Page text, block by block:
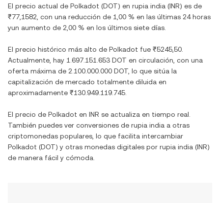
El precio actual de Polkadot (DOT) en rupia india (INR) es de
₹77,1582 , con una reducción de 1,00 % en las últimas 24 horas
yun aumento de 2,00 % en los últimos siete días.
El precio histórico más alto de Polkadot fue ₹5245,50
Actualmente, hay 1.697.151.653 DOT en circulación, con una
oferta máxima de 2.100.000.000 DOT , lo que sitúa la
capitalización de mercado totalmente diluida en
aproximadamente ₹130.949.119.745
El precio de Polkadot en INR se actualiza en tiempo real.
También puedes ver conversiones de rupia india a otras
criptomonedas populares, lo que facilita intercambiar
Polkadot (DOT) y otras monedas digitales por rupia india (INR)
de manera fácil y cómoda.